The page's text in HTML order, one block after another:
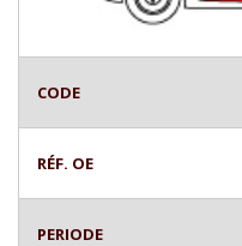
CODE
RÉF. OE
PERIODE